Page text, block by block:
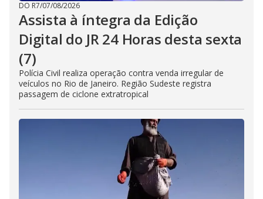
DO R7/07/08/2026
Assista à íntegra da Edição
Digital do JR 24 Horas desta sexta
(7)
Polícia Civil realiza operação contra venda irregular de
veículos no Rio de Janeiro. Região Sudeste registra
passagem de ciclone extratropical